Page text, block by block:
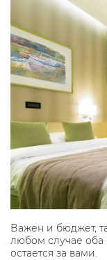
Важен и бюджет,
любом случае
остается за вами.